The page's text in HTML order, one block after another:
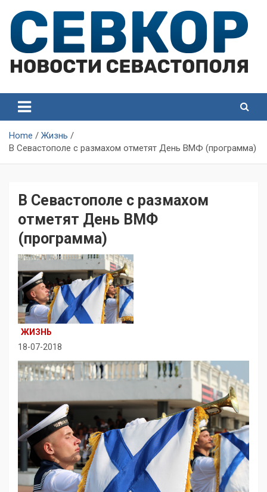
content
Севастополя
Севастополя
Home
Жизнь
В Севастополе с размахом отметят День ВМФ (программа)
В Севастополе с размахом
отметят День ВМФ
(программа)
ЖИЗНЬ
18-07-2018